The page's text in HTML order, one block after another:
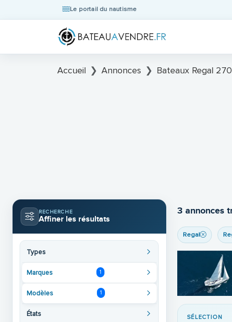
Le portail du nautisme
Accueil Annonces Bateaux Regal
RECHERCHE
Affiner les résultats
Types
Marques 1
Modèles 1
États
3 annonces
Regal
SÉLECTION